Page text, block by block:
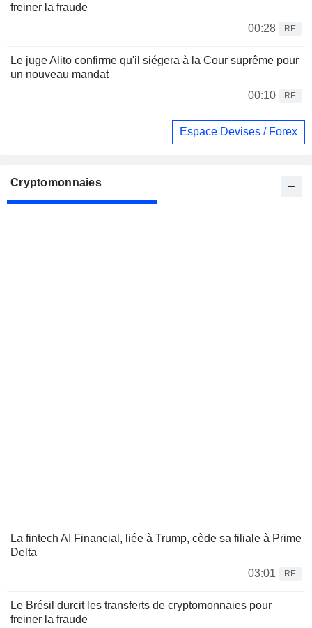
freiner la fraude
00:28
RE
Le juge Alito confirme qu'il siégera à la Cour suprême pour
un nouveau mandat
00:10
RE
Espace Devises / Forex
Cryptomonnaies
La fintech AI Financial, liée à Trump, cède sa filiale à Prime
Delta
03:01
RE
Le Brésil durcit les transferts de cryptomonnaies pour
freiner la fraude